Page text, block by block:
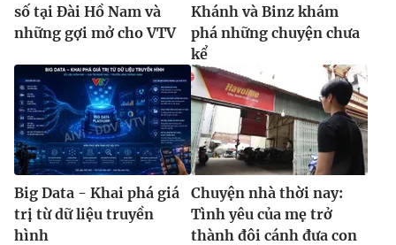
số tại Đài Hồ Nam và
những gợi mở cho VTV
Khánh và Binz khám
phá những chuyện chưa
kể
Big Data - Khai phá giá
trị từ dữ liệu truyền
hình
Chuyện nhà thời nay:
Tình yêu của mẹ trở
thành đôi cánh đưa con